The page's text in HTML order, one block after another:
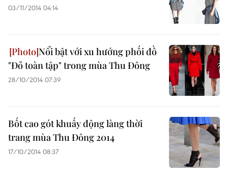
03/11/2014 04:14
Nổi bật với xu hướng phối đồ
"Đỏ toàn tập" trong mùa Thu Đông
28/10/2014 07:39
Bốt cao gót khuấy động làng thời
trang mùa Thu Đông 2014
17/10/2014 08:37